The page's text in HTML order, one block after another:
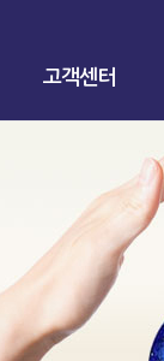
고객센터